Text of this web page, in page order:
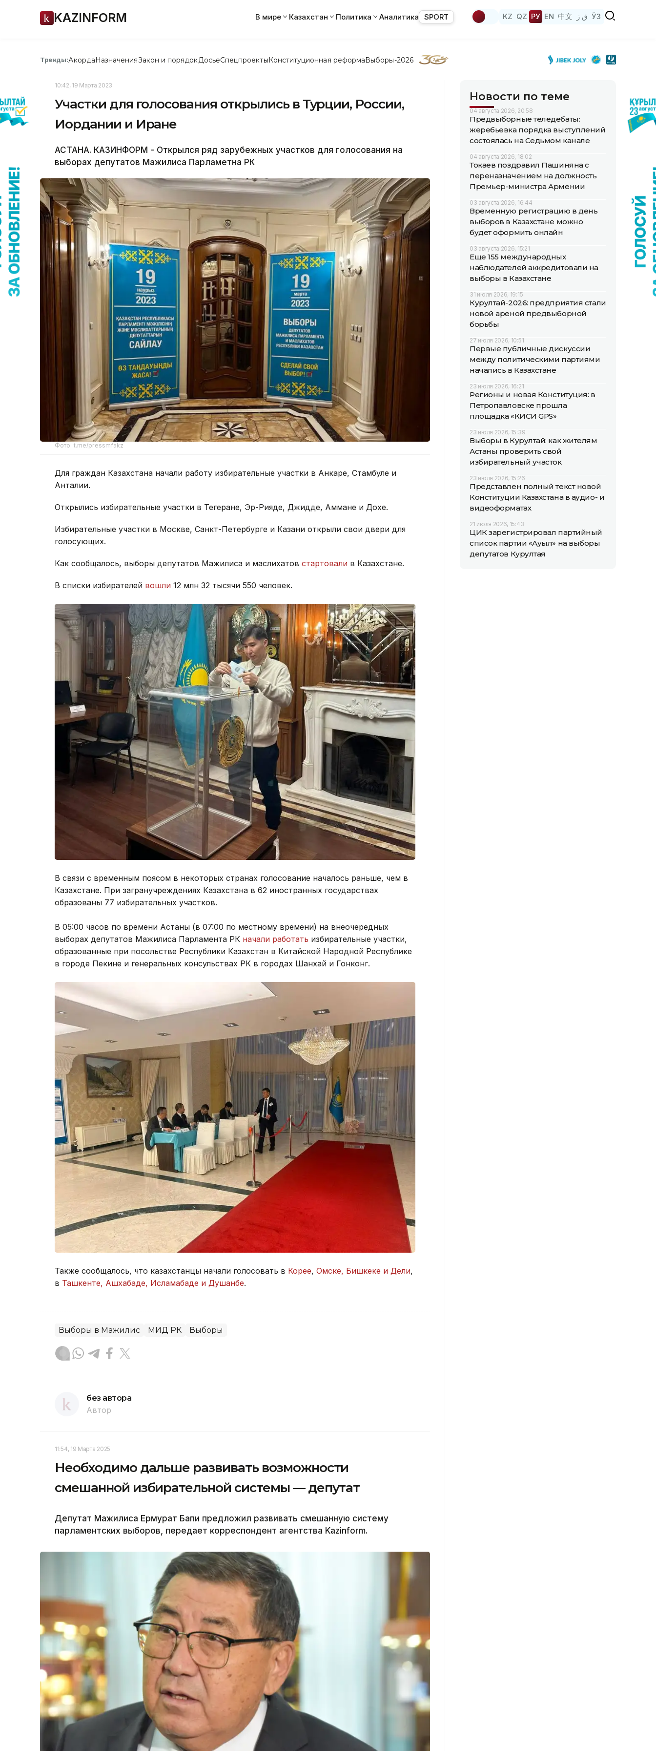
KAZINFORM В мире Казахстан Политика Аналитика SPORT KZ QZ РУ EN 中文 ق ز ЎЗ
Тренды:АкордаНазначенияЗакон и порядок ДосьеСпецпроектыКонституционная реформаВыборы-2026
10:42, 19 Марта 2023
Участки для голосования открылись в Турции, России,
Иордании и Иране
АСТАНА. КАЗИНФОРМ - Открылся ряд зарубежных участков для голосования на
выборах депутатов Мажилиса Парламетна РК
Фото: t.me/pressmfakz
Для граждан Казахстана начали работу избирательные участки в Анкаре, Стамбуле и
Анталии.
Открылись избирательные участки в Тегеране, Эр-Рияде, Джидде, Аммане и Дохе.
Избирательные участки в Москве, Санкт-Петербурге и Казани открыли свои двери для
голосующих.
Как сообщалось, выборы депутатов Мажилиса и маслихатов стартовали в Казахстане.
В списки избирателей вошли 12 млн 32 тысячи 550 человек.
В связи с временным поясом в некоторых странах голосование началось раньше, чем в
Казахстане. При загранучреждениях Казахстана в 62 иностранных государствах
образованы 77 избирательных участков.
В 05:00 часов по времени Астаны (в 07:00 по местному времени) на внеочередных
выборах депутатов Мажилиса Парламента РК начали работать избирательные участки,
образованные при посольстве Республики Казахстан в Китайской Народной Республике
в городе Пекине и генеральных консульствах РК в городах Шанхай и Гонконг.
Также сообщалось, что казахстанцы начали голосовать в Корее, Омске, Бишкеке и Дели,
в Ташкенте, Ашхабаде, Исламабаде и Душанбе.
Выборы в Мажилис МИД РК Выборы
без автора
Автор
11:54, 19 Марта 2025
Необходимо дальше развивать возможности
смешанной избирательной системы — депутат
Депутат Мажилиса Ермурат Бапи предложил развивать смешанную систему
парламентских выборов, передает корреспондент агентства Kazinform.
Новости по теме
04 августа 2026, 20:58
Предвыборные теледебаты:
жеребьевка порядка выступлений
состоялась на Седьмом канале
04 августа 2026, 18:02
Токаев поздравил Пашиняна с
переназначением на должность
Премьер-министра Армении
03 августа 2026, 16:44
Временную регистрацию в день
выборов в Казахстане можно
будет оформить онлайн
03 августа 2026, 15:21
Еще 155 международных
наблюдателей аккредитовали на
выборы в Казахстане
31 июля 2026, 19:15
Курултай-2026: предприятия стали
новой ареной предвыборной
борьбы
27 июля 2026, 10:51
Первые публичные дискуссии
между политическими партиями
начались в Казахстане
23 июля 2026, 16:21
Регионы и новая Конституция: в
Петропавловске прошла
площадка «КИСИ GPS»
23 июля 2026, 15:39
Выборы в Курултай: как жителям
Астаны проверить свой
избирательный участок
23 июля 2026, 15:26
Представлен полный текст новой
Конституции Казахстана в аудио- и
видеоформатах
21 июля 2026, 15:43
ЦИК зарегистрировал партийный
список партии «Ауыл» на выборы
депутатов Курултая